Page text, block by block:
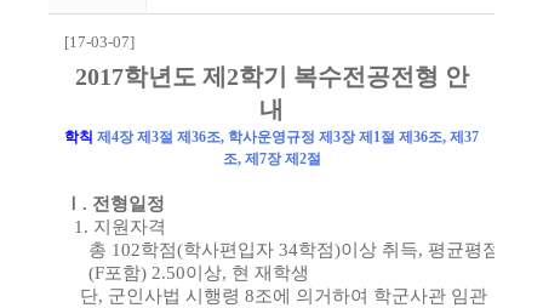
[17-03-07]
2017학년도 제 2학기 복수전공전형 안
내
학칙 제 4장 제 3절 제 36조, 학사운영규정 제 3장 제 1절 제 36조, 제 37
조, 제 7장 제 2절
. 전형일정
1. 지원자격
총 102학점(학사편입자 34학점)이상 취득, 평균평점
(F포함) 2.50이상, 현 재학생
단, 군인사법 시행령8조에 의거하여 학군사관 임관